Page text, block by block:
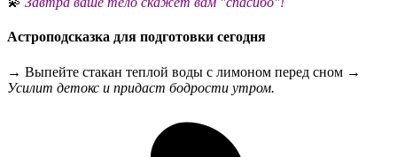
Астроподсказка для подготовки сегодня
→ Выпейте стакан теплой воды с лимоном перед сном →
Усилит детокс и придаст бодрости утром.